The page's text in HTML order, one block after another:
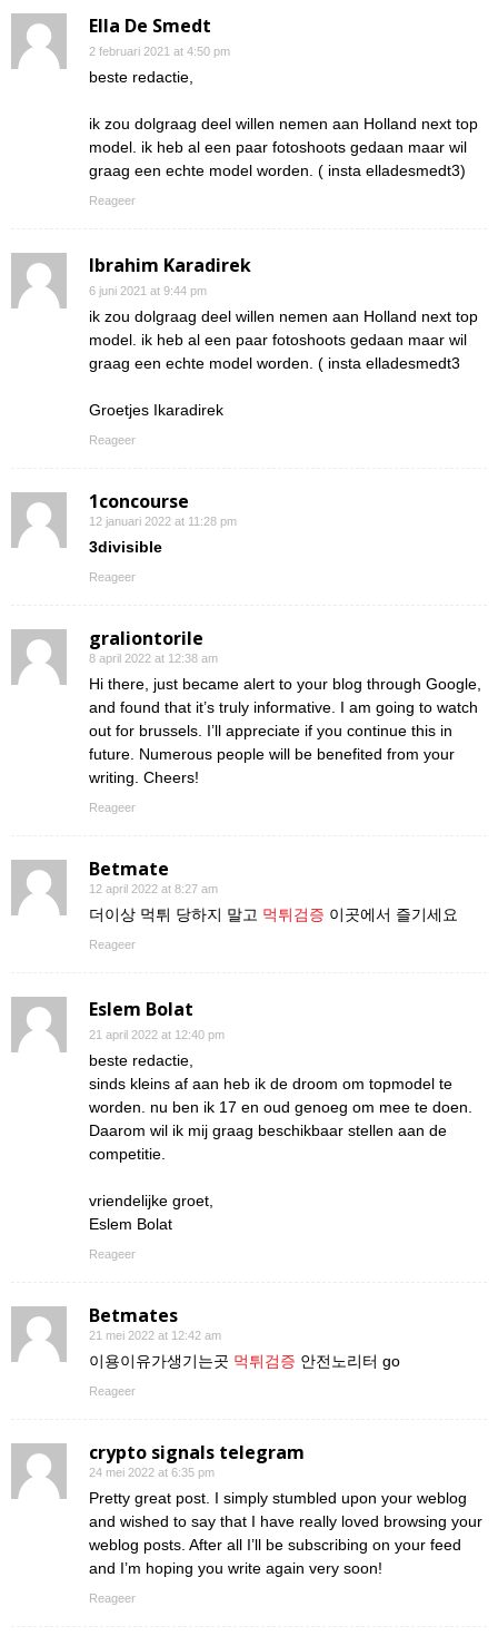
Ella De Smedt
2 februari 2021 at 4:50 pm
beste redactie,
ik zou dolgraag deel willen nemen aan Holland next top
model. ik heb al een paar fotoshoots gedaan maar wil
graag een echte model worden. ( insta elladesmedt3)
Reageer
Ibrahim Karadirek
6 juni 2021 at 9:44 pm
ik zou dolgraag deel willen nemen aan Holland next top
model. ik heb al een paar fotoshoots gedaan maar wil
graag een echte model worden. ( insta elladesmedt3
Groetjes Ikaradirek
Reageer
1concourse
12 januari 2022 at 11:28 pm
3divisible
Reageer
graliontorile
8 april 2022 at 12:38 am
Hi there, just became alert to your blog through Google,
and found that it’s truly informative. I am going to watch
out for brussels. I’ll appreciate if you continue this in
future. Numerous people will be benefited from your
writing. Cheers!
Reageer
Betmate
12 april 2022 at 8:27 am
더이상 먹튀 당하지 말고 먹튀검증 이곳에서 즐기세요
Reageer
Eslem Bolat
21 april 2022 at 12:40 pm
beste redactie,
sinds kleins af aan heb ik de droom om topmodel te
worden. nu ben ik 17 en oud genoeg om mee te doen.
Daarom wil ik mij graag beschikbaar stellen aan de
competitie.
vriendelijke groet,
Eslem Bolat
Reageer
Betmates
21 mei 2022 at 12:42 am
이용이유가생기는곳 먹튀검증 안전노리터 go
Reageer
crypto signals telegram
24 mei 2022 at 6:35 pm
Pretty great post. I simply stumbled upon your weblog
and wished to say that I have really loved browsing your
weblog posts. After all I’ll be subscribing on your feed
and I’m hoping you write again very soon!
Reageer